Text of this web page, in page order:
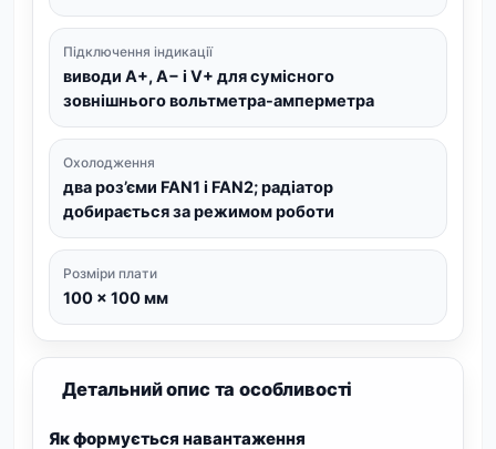
Підключення індикації
виводи A+, A− і V+ для сумісного
зовнішнього вольтметра-амперметра
Охолодження
два роз’єми FAN1 і FAN2; радіатор
добирається за режимом роботи
Розміри плати
100 × 100 мм
Детальний опис та особливості
Як формується навантаження